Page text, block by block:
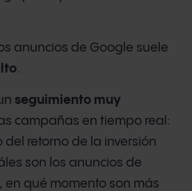
anuncios de Google suele
.
seguimiento muy
campañas en tiempo real:
del retorno de la inversión
son los anuncios de
en qué momento son más